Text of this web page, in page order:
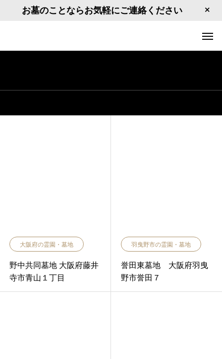
お墓のことならお気軽にご連絡ください
大阪府の霊園・墓地
野中共同墓地 大阪府藤井
寺市青山１丁目
羽曳野市の霊園・墓地
誉田東墓地 大阪府羽曳
野市誉田７